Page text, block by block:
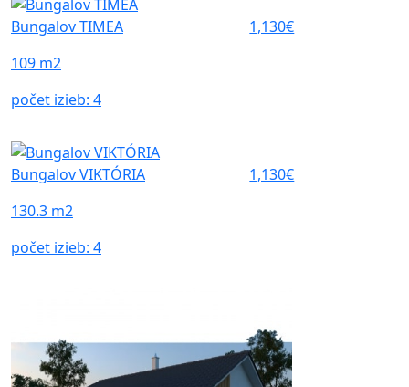
Bungalov TIMEA
1,130€
109 m2
počet izieb: 4
Bungalov VIKTÓRIA
1,130€
130.3 m2
počet izieb: 4